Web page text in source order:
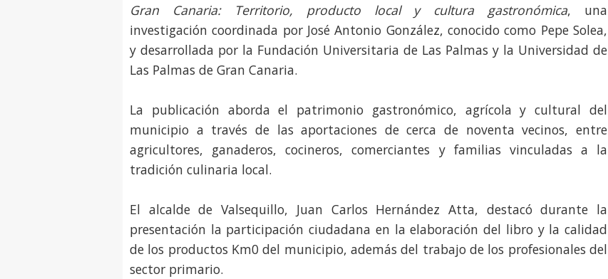
Gran Canaria: Territorio, producto local y cultura gastronómica, una
investigación coordinada por José Antonio González, conocido como Pepe Solea,
y desarrollada por la Fundación Universitaria de Las Palmas y la Universidad de
Las Palmas de Gran Canaria.
La publicación aborda el patrimonio gastronómico, agrícola y cultural del
municipio a través de las aportaciones de cerca de noventa vecinos, entre
agricultores, ganaderos, cocineros, comerciantes y familias vinculadas a la
tradición culinaria local.
El alcalde de Valsequillo, Juan Carlos Hernández Atta, destacó durante la
presentación la participación ciudadana en la elaboración del libro y la calidad
de los productos Km0 del municipio, además del trabajo de los profesionales del
sector primario.